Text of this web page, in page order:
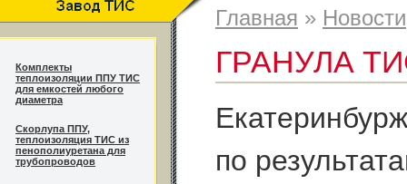
Комплекты
теплоизоляции ППУ ТИС
для емкостей любого
диаметра
Cкорлупа ППУ,
теплоизоляция ТИС из
пенополиуретана для
трубопроводов
Главная » Новости
ГРАНУЛА
по